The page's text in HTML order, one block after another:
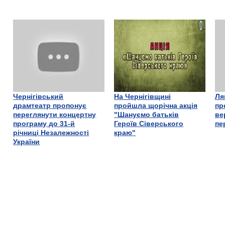
Чернігівський
драмтеатр пропонує
переглянути концертну
програму до 31-й
річниці Незалежності
України
На Чернігівщині
пройшла щорічна акція
"Шануємо батьків
Героїв Сіверського
краю"